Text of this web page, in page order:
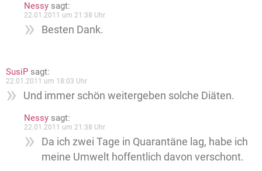
Nessy sagt:
22.01.2011 um 21:38 Uhr
Besten Dank.
SusiP sagt:
22.01.2011 um 18:03 Uhr
Und immer schön weitergeben solche Diäten.
Nessy sagt:
22.01.2011 um 21:38 Uhr
Da ich zwei Tage in Quarantäne lag, habe ich
meine Umwelt hoffentlich davon verschont.